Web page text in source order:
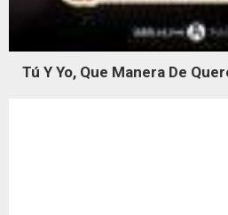
Tú Y Yo, Que Manera De